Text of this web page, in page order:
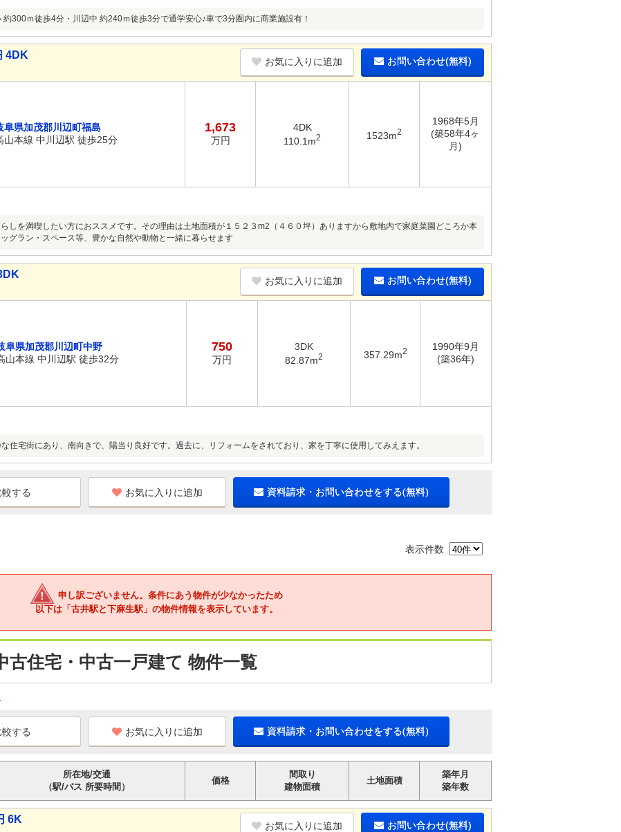
約300ｍ徒歩4分・川辺中 約240ｍ徒歩3分で通学安心♪車で3分圏内に商業施設有！
4DK
お気に入りに追加 お問い合わせ(無料)
阜県加茂郡川辺町福島
山本線 中川辺駅 徒歩25分
1,673
万円
4DK
110.1m2 1523m2
1968年5月
(築58年4ヶ
月)
しを満喫したい方におススメです。その理由は土地面積が１５２３m2（４６０坪）ありますから敷地内で家庭菜園どころか本
グラン・スペース等、豊かな自然や動物と一緒に暮らせます
お気に入りに追加 お問い合わせ(無料)
阜県加茂郡川辺町中野
山本線 中川辺駅 徒歩32分
750
万円
3DK
82.87m2 357.29m2
1990年9月
(築36年)
住宅街にあり、南向きで、陽当り良好です。過去に、リフォームをされており、家を丁寧に使用してみえます。
お気に入りに追加 資料請求・お問い合わせをする(無料)
表示件数
申し訳ございません。条件にあう物件が少なかったため
以下は「古井駅と下麻生駅」の物件情報を表示しています。
古住宅・中古一戸建て 物件一覧
お気に入りに追加 資料請求・お問い合わせをする(無料)
所在地/交通
（駅/バス 所要時間）
価格
間取り
建物面積
土地面積
築年月
築年数
6K
お気に入りに追加 お問い合わせ(無料)